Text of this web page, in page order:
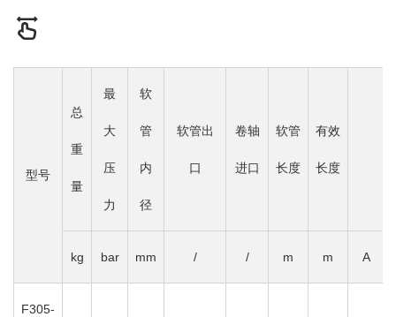
型号
总
重
量
最
大
压
力
软
管
内
径
软管出
口
卷轴
进口
软管
长度
有效
长度
kg bar mm / / m m A
F305-